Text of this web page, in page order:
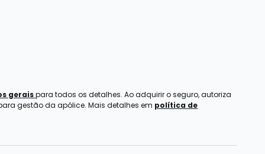
geraispara todos os detalhes. Ao adquirir o seguro, autoriza
gestão da apólice. Mais detalhes em política de